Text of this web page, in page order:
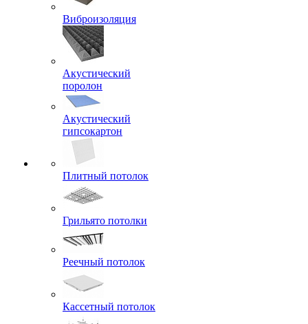
Виброизоляция
Акустический
поролон
Акустический
гипсокартон
Плитный потолок
Грильято потолки
Реечный потолок
Кассетный потолок